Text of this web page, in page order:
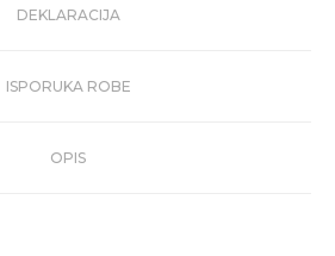
DEKLARACIJA
ISPORUKA ROBE
OPIS